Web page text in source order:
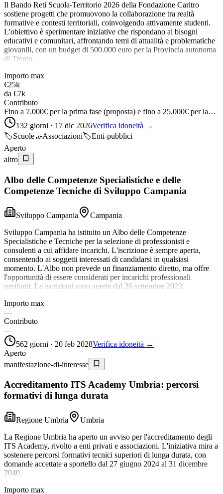
Il Bando Reti Scuola-Territorio 2026 della Fondazione Caritro
sostiene progetti che promuovono la collaborazione tra realtà
formative e contesti territoriali, coinvolgendo attivamente studenti.
L'obiettivo è sperimentare iniziative che rispondano ai bisogni
educativi e comunitari, affrontando temi di attualità e problematiche
giovanili, con un budget di 500.000 euro per la Provincia autonoma
di Trento.
Importo max
€25k
da €7k
Contributo
Fino a 7.000€ per la prima fase (proposta) e fino a 25.000€ per la…
132 giorni · 17 dic 2026Verifica idoneità →
🏷️Scuole🤝Associazioni🏷️Enti-pubblici
Aperto
altro
Albo delle Competenze Specialistiche e delle
Competenze Tecniche di Sviluppo Campania
Sviluppo Campania
Campania
Sviluppo Campania ha istituito un Albo delle Competenze
Specialistiche e Tecniche per la selezione di professionisti e
consulenti a cui affidare incarichi. L'iscrizione è sempre aperta,
consentendo ai soggetti interessati di candidarsi in qualsiasi
momento. L'Albo non prevede un finanziamento diretto, ma offre
l'opportunità di essere considerati per incarichi professionali
retribuiti. Le iscrizioni sono aperte dal 26 settembre 2023.
Importo max
—
Contributo
—
562 giorni · 20 feb 2028Verifica idoneità →
Aperto
manifestazione-di-interesse
Accreditamento ITS Academy Umbria: percorsi
formativi di lunga durata
Regione Umbria
Umbria
La Regione Umbria ha aperto un avviso per l'accreditamento degli
ITS Academy, rivolto a enti privati e associazioni. L'iniziativa mira a
sostenere percorsi formativi tecnici superiori di lunga durata, con
domande accettate a sportello dal 27 giugno 2024 al 31 dicembre
2040.
Importo max